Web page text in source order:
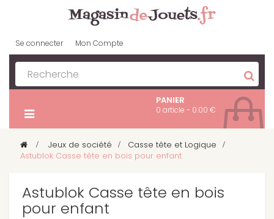
Se connecter Mon Compte
PANIER
0 article - 0.00 €
> Jeux de société > Casse tête et Logique >
Astublok Casse tête en bois pour enfant
Astublok Casse tête en bois
pour enfant